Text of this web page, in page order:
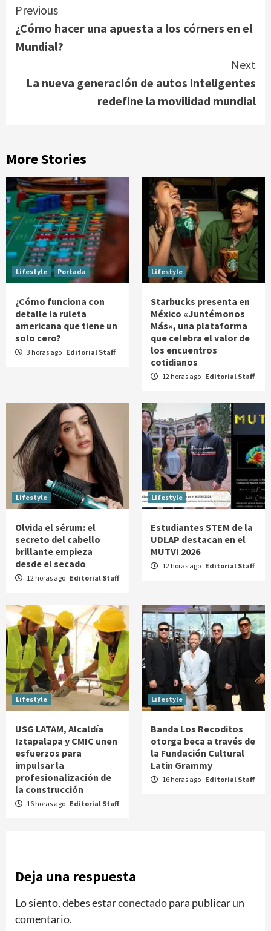
Continue
Reading
Previous
¿Cómo hacer una apuesta a los córners en el
Mundial?
Next
La nueva generación de autos inteligentes
redefine la movilidad mundial
More Stories
Lifestyle Portada
¿Cómo funciona con
detalle la ruleta
americana que tiene un
solo cero?
3 horas ago Editorial Staff
Lifestyle
Starbucks presenta en
México «Juntémonos
Más», una plataforma
que celebra el valor de
los encuentros
cotidianos
12 horas ago Editorial Staff
Lifestyle
Olvida el sérum: el
secreto del cabello
brillante empieza
desde el secado
12 horas ago Editorial Staff
Lifestyle
Estudiantes STEM de la
UDLAP destacan en el
MUTVI 2026
12 horas ago Editorial Staff
Lifestyle
USG LATAM, Alcaldía
Iztapalapa y CMIC unen
esfuerzos para
impulsar la
profesionalización de
la construcción
16 horas ago Editorial Staff
Lifestyle
Banda Los Recoditos
otorga beca a través de
la Fundación Cultural
Latin Grammy
16 horas ago Editorial Staff
Deja una respuesta
Lo siento, debes estarconectadopara publicar un
comentario.